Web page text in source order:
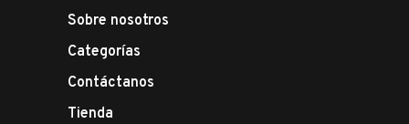
Sobre nosotros
Categorías
Contáctanos
Tienda